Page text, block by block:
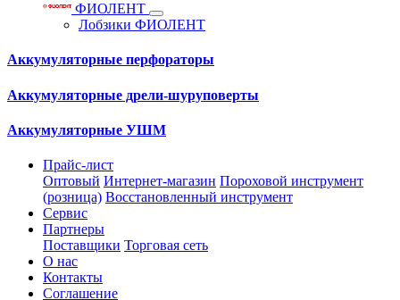
ФИОЛЕНТ
Лобзики ФИОЛЕНТ
Аккумуляторные перфораторы
Аккумуляторные дрели-шуруповерты
Аккумуляторные УШМ
Прайс-лист
Оптовый Интернет-магазин Пороховой инструмент
(розница) Восстановленный инструмент
Сервис
Партнеры
Поставщики Торговая сеть
О нас
Контакты
Соглашение